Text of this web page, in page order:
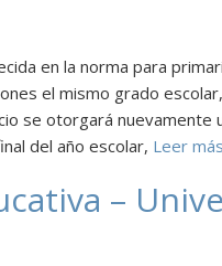
en la norma para
el mismo grado
se otorgará nuevamente
del año escolar, Leer más
–